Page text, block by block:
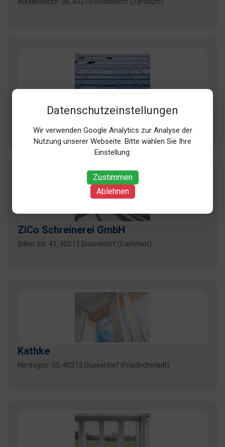
Datenschutzeinstellungen
Wir verwenden Google Analytics zur Analyse der
Nutzung unserer Webseite. Bitte wählen Sie Ihre
Einstellung:
Zustimmen
Ablehnen
Böhmer
ZiCo Schreinerei GmbH
Bilker Str. 41, 40213 Düsseldorf (Carlstadt)
Kathke
Herzogstr. 55, 40215 Düsseldorf (Friedrichstadt)